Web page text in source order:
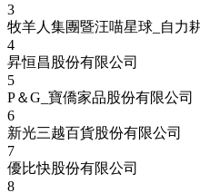
3
牧羊人集團暨汪喵星球_自力
4
昇恒昌股份有限公司
5
P＆G_寶僑家品股份有限公司
6
新光三越百貨股份有限公司
7
優比快股份有限公司
8